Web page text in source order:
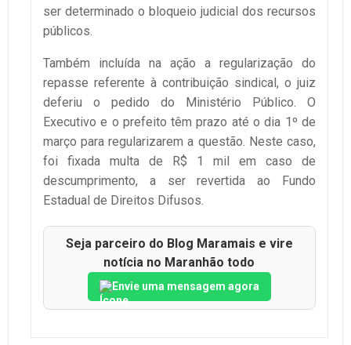
ser determinado o bloqueio judicial dos recursos
públicos.
Também incluída na ação a regularização do
repasse referente à contribuição sindical, o juiz
deferiu o pedido do Ministério Público. O
Executivo e o prefeito têm prazo até o dia 1º de
março para regularizarem a questão. Neste caso,
foi fixada multa de R$ 1 mil em caso de
descumprimento, a ser revertida ao Fundo
Estadual de Direitos Difusos.
Seja parceiro do Blog Maramais e vire
notícia no Maranhão todo
Envie uma mensagem agora